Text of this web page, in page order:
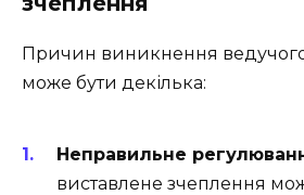
Причин виникнення
може бути декілька:
Неправильне
виставлене зчеплення